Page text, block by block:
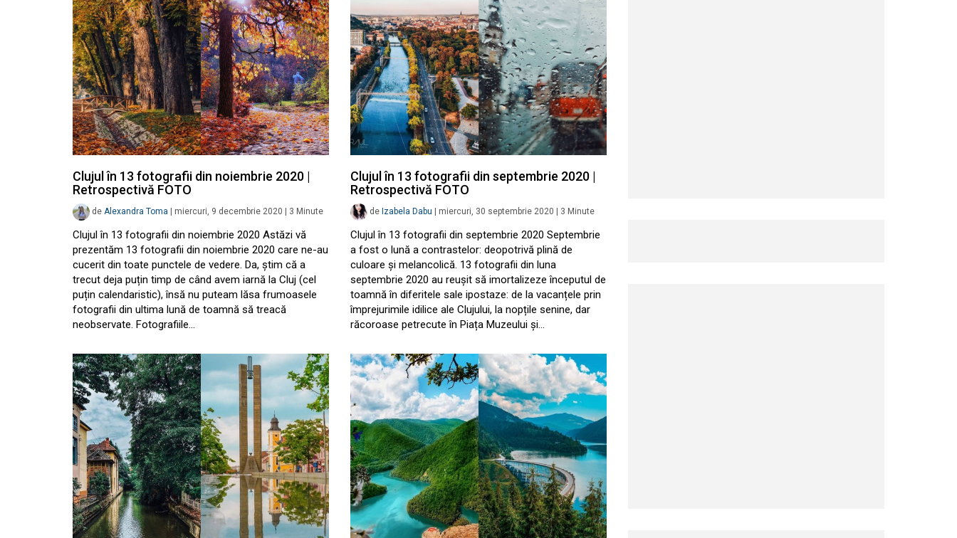
Clujul în 13 fotografii din noiembrie 2020 |
Retrospectivă FOTO
de Alexandra Toma miercuri, 9 decembrie 2020 3 Minute
Clujul în 13 fotografii din noiembrie 2020 Astăzi vă
prezentăm 13 fotografii din noiembrie 2020 care ne-au
cucerit din toate punctele de vedere. Da, știm că a
trecut deja puțin timp de când avem iarnă la Cluj (cel
puțin calendaristic), însă nu puteam lăsa frumoasele
fotografii din ultima lună de toamnă să treacă
neobservate. Fotografiile…
Clujul în 13 fotografii din septembrie 2020 |
Retrospectivă FOTO
de Izabela Dabu miercuri, 30 septembrie 2020 3 Minute
Clujul în 13 fotografii din septembrie 2020 Septembrie
a fost o lună a contrastelor: deopotrivă plină de
culoare și melancolică. 13 fotografii din luna
septembrie 2020 au reușit să imortalizeze începutul de
toamnă în diferitele sale ipostaze: de la vacanțele prin
împrejurimile idilice ale Clujului, la nopțile senine, dar
răcoroase petrecute în Piața Muzeului și…